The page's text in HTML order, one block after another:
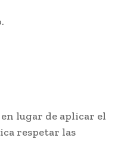
lugar de aplicar el
respetar las